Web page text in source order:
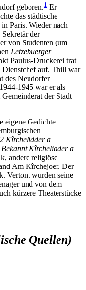
geboren.1 Er
das städtische
Paris. Wieder nach
der
von Studenten (um
Letzebuerger
Paulus-Druckerei trat
Dienstchef auf. Thill war
des Neudorfer
1945 war er als
der Stadt
eigene Gedichte.
Kîrchelidder a
Bekannt Kîrchelidder a
andere religiöse
Am Kîrchejoer. Der
Vertont wurden seine
und von dem
kürzere Theaterstücke
Quellen)